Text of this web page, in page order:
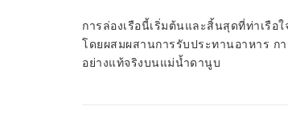
การล่องเรือนี้เริ่มต้นและสิ้นสุดที่ท่าเรือ
โดยผสมผสานการรับประทานอาหาร
อย่างแท้จริงบนแม่น้ำดานูบ